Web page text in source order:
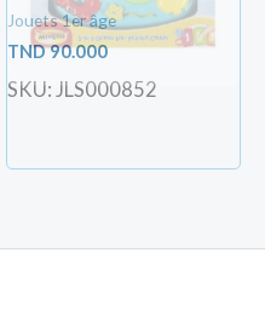
Jouets 1er âge
TND90.000
SKU: JLS000852